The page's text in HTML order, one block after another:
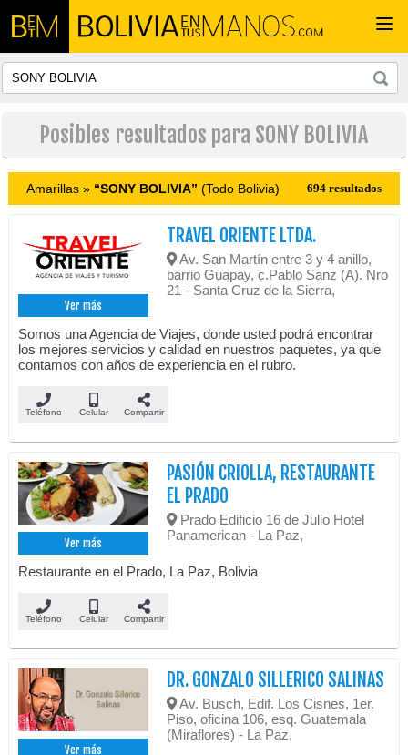
Posibles resultados para SONY BOLIVIA
Amarillas » “SONY BOLIVIA” (Todo Bolivia) 694 resultados
Ver más
TRAVEL ORIENTE LTDA.
Av. San Martín entre 3 y 4 anillo,
barrio Guapay, c.Pablo Sanz (A). Nro
21 - Santa Cruz de la Sierra,
Somos una Agencia de Viajes, donde usted podrá encontrar
los mejores servicios y calidad en nuestros paquetes, ya que
contamos con años de experiencia en el rubro.
Teléfono Celular Compartir
Ver más
PASIÓN CRIOLLA, RESTAURANTE
EL PRADO
Prado Edificio 16 de Julio Hotel
Panamerican - La Paz,
Restaurante en el Prado, La Paz, Bolivia
Teléfono Celular Compartir
Ver más
DR. GONZALO SILLERICO SALINAS
Av. Busch, Edif. Los Cisnes, 1er.
Piso, oficina 106, esq. Guatemala
(Miraflores) - La Paz,